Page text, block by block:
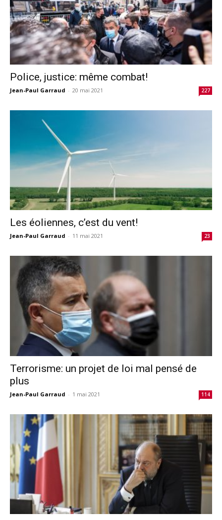
Police, justice: même combat!
Jean-Paul Garraud - 20 mai 2021 227
Les éoliennes, c’est du vent!
Jean-Paul Garraud - 11 mai 2021 23
Terrorisme: un projet de loi mal pensé de
plus
Jean-Paul Garraud - 1 mai 2021 114